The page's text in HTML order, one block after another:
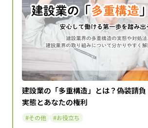
建設業の「多重構造」とは？偽装請
実態とあなたの権利
その他 お役立ち